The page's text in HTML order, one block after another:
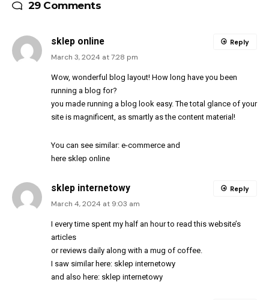
29 Comments
sklep online
March 3, 2024 at 7:28 pm
Wow, wonderful blog layout! How long have you been
running a blog for?
you made running a blog look easy. The total glance of your
site is magnificent, as smartly as the content material!
You can see similar: e-commerce and
here sklep online
Reply
sklep internetowy
March 4, 2024 at 9:03 am
I every time spent my half an hour to read this website’s
articles
or reviews daily along with a mug of coffee.
I saw similar here: sklep internetowy
and also here: sklep internetowy
Reply